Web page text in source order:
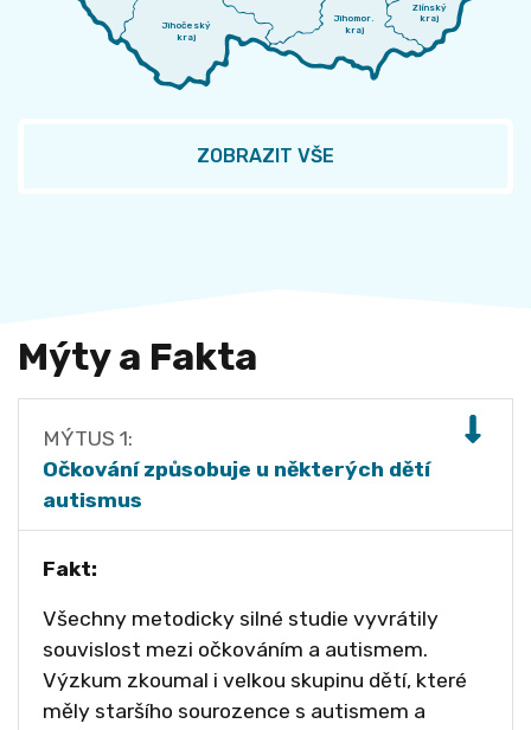
Jihočeský
kraj
Jihomor.
kraj
Zlínský
kraj
ZOBRAZIT VŠE
Mýty a Fakta
MÝTUS 1:
Očkování způsobuje u některých dětí
autismus
Fakt:
Všechny metodicky silné studie vyvrátily
souvislost mezi očkováním a autismem.
Výzkum zkoumal i velkou skupinu dětí, které
měly staršího sourozence s autismem a